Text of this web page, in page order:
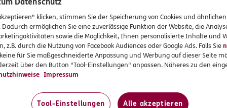
AG und die ERGO Life S. A berücksichtigen
Nachhaltigkeitsfaktoren im Rahmen ihrer
AG und die ERGO Life S.A. informieren darüber
Corporate-Governance/EU-
Strategien bei meiner Beratungstätigkeit, indem ich
klicken, stimmen Sie der Speicherung von Cookies und
ermöglichen Sie eine zuverlässige Funktion der Website, die
sowie die Möglichkeit, Ihnen personalisierte Inhalte und
z.B. durch die Nutzung von Facebook Audiences oder Google Ads. Falls Sie
für Sie maßgeschneiderte Anpassung und Werbung auf dieser Seite
über den Button "Tool-Einstellungen" anpassen. Näheres zu den
Impressum
Tool-Einstellungen Alle akzeptieren